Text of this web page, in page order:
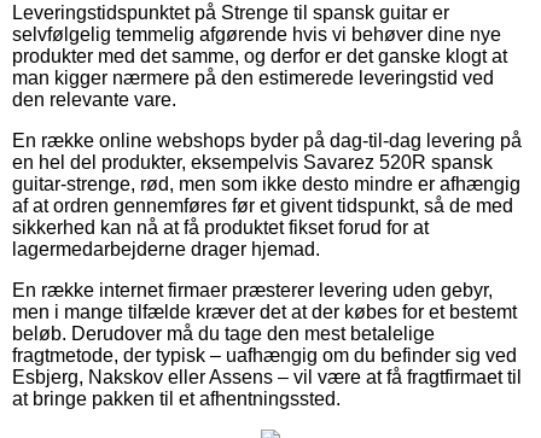
Leveringstidspunktet på Strenge til spansk guitar er
selvfølgelig temmelig afgørende hvis vi behøver dine nye
produkter med det samme, og derfor er det ganske klogt at
man kigger nærmere på den estimerede leveringstid ved
den relevante vare.
En række online webshops byder på dag-til-dag levering på
en hel del produkter, eksempelvis Savarez 520R spansk
guitar-strenge, rød, men som ikke desto mindre er afhængig
af at ordren gennemføres før et givent tidspunkt, så de med
sikkerhed kan nå at få produktet fikset forud for at
lagermedarbejderne drager hjemad.
En række internet firmaer præsterer levering uden gebyr,
men i mange tilfælde kræver det at der købes for et bestemt
beløb. Derudover må du tage den mest betalelige
fragtmetode, der typisk – uafhængig om du befinder sig ved
Esbjerg, Nakskov eller Assens – vil være at få fragtfirmaet til
at bringe pakken til et afhentningssted.